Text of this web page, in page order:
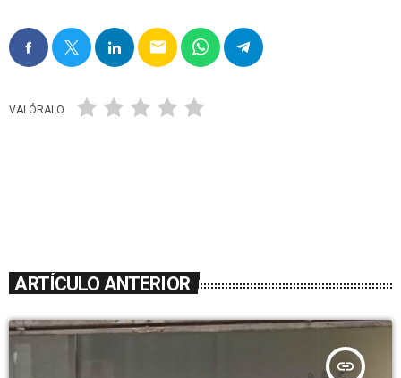
email
VALÓRALO
ARTÍCULO ANTERIOR
insert_link